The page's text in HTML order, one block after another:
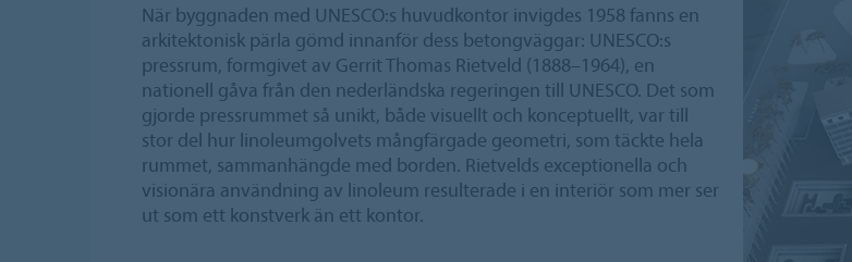
När byggnaden med UNESCO:s huvudkontor invigdes 1958 fanns en
arkitektonisk pärla gömd innanför dess betongväggar: UNESCO:s
pressrum, formgivet av Gerrit Thomas Rietveld (1888–1964), en
nationell gåva från den nederländska regeringen till UNESCO. Det som
gjorde pressrummet så unikt, både visuellt och konceptuellt, var till
stor del hur linoleumgolvets mångfärgade geometri, som täckte hela
rummet, sammanhängde med borden. Rietvelds exceptionella och
visionära användning av linoleum resulterade i en interiör som mer ser
ut som ett konstverk än ett kontor.